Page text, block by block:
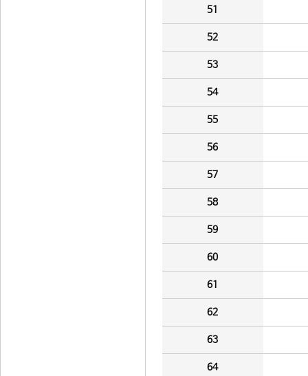
51
52
53
54
55
56
57
58
59
60
61
62
63
64